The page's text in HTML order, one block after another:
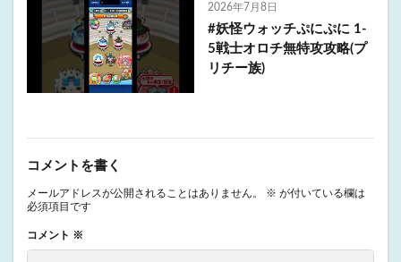
2026年7月8日
#妖怪ウォッチぷにぷに 1-
5戦士オロチ無特攻攻略(プ
リチー族)
コメントを書く
メールアドレスが公開されることはありません。 ※ が付いている欄は
必須項目です
コメント ※